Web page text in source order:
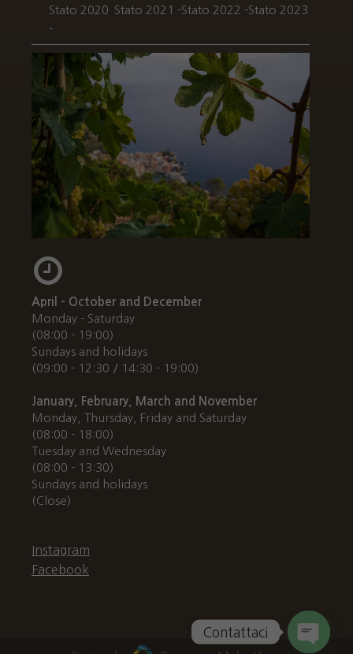
Stato 2020
-
Stato 2021 -Stato 2022 -Stato 2023
April - October and December
Monday - Saturday
(08:00 - 19:00)
Sundays and holidays
(09:00 - 12:30 / 14:30 - 19:00)
January, February, March and November
Monday, Thursday, Friday and Saturday
(08:00 - 18:00)
Tuesday and Wednesday
(08:00 - 13:30)
Sundays and holidays
(Close)
Instagram
Facebook
Contattaci